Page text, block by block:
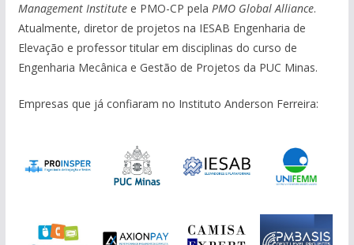
Management Institutee PMO-CP pela PMO Global Alliance.
Atualmente, diretor de projetos na IESAB Engenharia de
Elevação e professor titular em disciplinas do curso de
Engenharia Mecânica e Gestão de Projetos da PUC Minas.
Empresas que já confiaram no Instituto Anderson Ferreira: